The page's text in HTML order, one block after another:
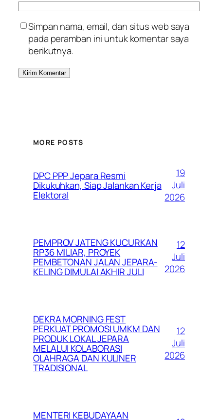
Simpan nama, email, dan situs web saya
pada peramban ini untuk komentar saya
berikutnya.
MORE POSTS
DPC PPP Jepara Resmi
Dikukuhkan, Siap Jalankan Kerja
Elektoral
19
Juli
2026
PEMPROV JATENG KUCURKAN
RP36 MILIAR, PROYEK
PEMBETONAN JALAN JEPARA-
KELING DIMULAI AKHIR JULI
12
Juli
2026
DEKRA MORNING FEST
PERKUAT PROMOSI UMKM DAN
PRODUK LOKAL JEPARA
MELALUI KOLABORASI
OLAHRAGA DAN KULINER
TRADISIONAL
12
Juli
2026
MENTERI KEBUDAYAAN